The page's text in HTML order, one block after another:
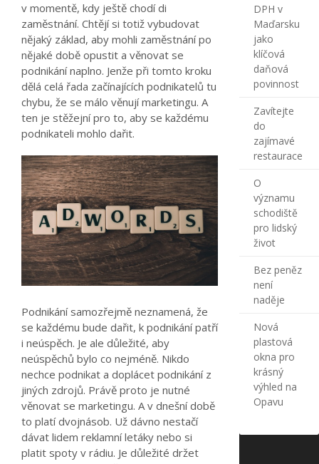
v momentě, kdy ještě chodí di
zaměstnání. Chtějí si totiž vybudovat
nějaký základ, aby mohli zaměstnání po
nějaké době opustit a věnovat se
podnikání naplno. Jenže při tomto kroku
dělá celá řada začínajících podnikatelů tu
chybu, že se málo věnují marketingu. A
ten je stěžejní pro to, aby se každému
podnikateli mohlo dařit.
Podnikání samozřejmě neznamená, že
se každému bude dařit, k podnikání patří
i neúspěch. Je ale důležité, aby
neúspěchů bylo co nejméně. Nikdo
nechce podnikat a doplácet podnikání z
jiných zdrojů. Právě proto je nutné
věnovat se marketingu. A v dnešní době
to platí dvojnásob. Už dávno nestačí
dávat lidem reklamní letáky nebo si
platit spoty v rádiu. Je důležité držet
DPH v
Maďarsku
jako
klíčová
daňová
povinnost
Zavítejte
do
zajímavé
restaurace
O
významu
schodiště
pro lidský
život
Bez peněz
není
naděje
Nová
plastová
okna pro
krásný
výhled na
Opavu